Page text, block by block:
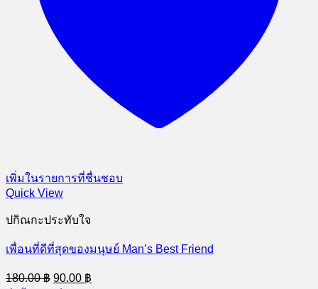
เพิ่มในรายการที่ชื่นชอบ
Quick View
ปกิณกะประทับใจ
เพื่อนที่ดีที่สุดของมนุษย์ Man’s Best Friend
180.00฿ Original
90.00 ฿